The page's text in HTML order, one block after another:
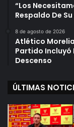
“Los
Respaldo De
8 de agosto de 2026
Atlético Morelia
Partido Incluyó
Descenso
ÚLTIMAS